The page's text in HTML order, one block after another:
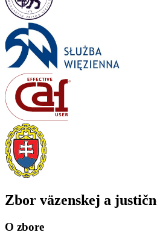
Zbor väzenskej a
O zbore